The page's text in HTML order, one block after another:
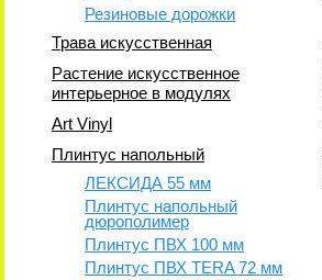
Резиновые дорожки
Трава искусственная
Растение искусственное
интерьерное в модулях
Art Vinyl
Плинтус напольный
ЛЕКСИДА 55 мм
Плинтус напольный
дюрополимер
Плинтус ПВХ 100 мм
Плинтус ПВХ TERA 72 мм